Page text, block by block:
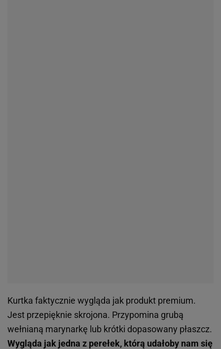
Kurtka faktycznie wygląda jak produkt premium.
Jest przepięknie skrojona. Przypomina grubą
wełnianą marynarkę lub krótki dopasowany płaszcz.
Wygląda jak jedna z perełek, którą udałoby nam się